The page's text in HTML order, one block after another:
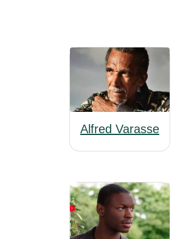
Alfred Varasse